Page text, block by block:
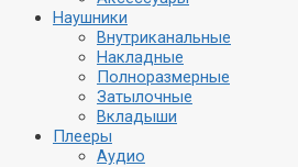
Наушники
Внутриканальные
Накладные
Полноразмерные
Затылочные
Вкладыши
Плееры
Аудио